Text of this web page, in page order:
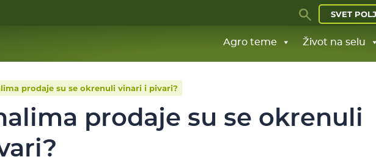
SVET
Agro teme Život na selu
prodaje su se okrenuli vinari i pivari?
prodaje su se okrenuli